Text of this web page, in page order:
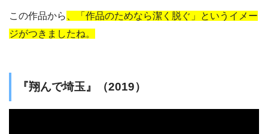
この作品から
、「作品のためなら潔く脱ぐ」というイメー
ジがつきましたね。
『翔んで埼玉』（2019）